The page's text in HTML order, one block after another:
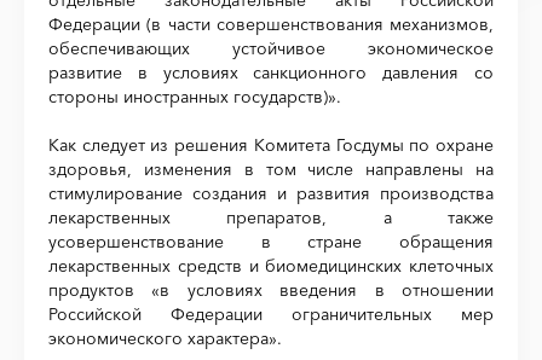
Федерации (в части совершенствования механизмов,
обеспечивающих устойчивое экономическое
развитие в условиях санкционного давления со
стороны иностранных государств)».
Как следует из решения Комитета Госдумы по охране
здоровья, изменения в том числе направлены на
стимулирование создания и развития производства
лекарственных препаратов, а также
усовершенствование в стране обращения
лекарственных средств и биомедицинских клеточных
продуктов «в условиях введения в отношении
Российской Федерации ограничительных мер
экономического характера».